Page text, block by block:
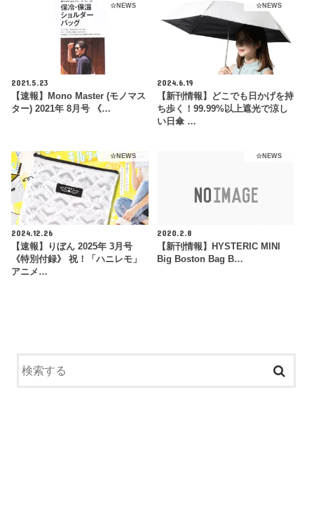
☆NEWS
2021.5.23
【速報】Mono Master (モノマス
ター) 2021年 8月号 《…
☆NEWS
2024.6.19
【新刊情報】どこでも日かげを持
ち歩く！99.99%以上遮光で涼し
い日傘 …
☆NEWS
2024.12.26
【速報】りぼん 2025年 3月号
《特別付録》 祝！「ハニレモ」
アニメ…
☆NEWS
2020.2.8
【新刊情報】HYSTERIC MINI
Big Boston Bag B…